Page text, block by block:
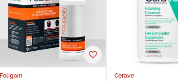
Foligain Cerave